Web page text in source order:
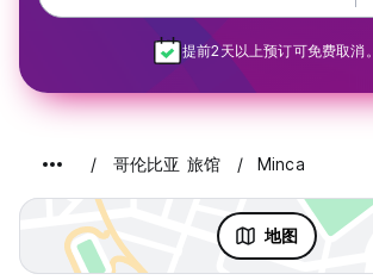
提前2天以上预订可免费取消。
哥伦比亚 旅馆 Minca
地图